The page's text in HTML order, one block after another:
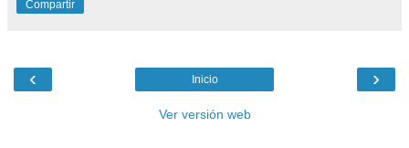
Compartir
‹ ›
Inicio
Ver versión web